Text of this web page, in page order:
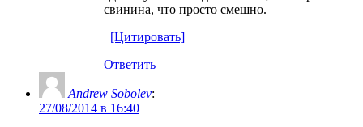
свинина, что просто смешно.
[Цитировать]
Ответить
Andrew Sobolev:
27/08/2014 в 16:40